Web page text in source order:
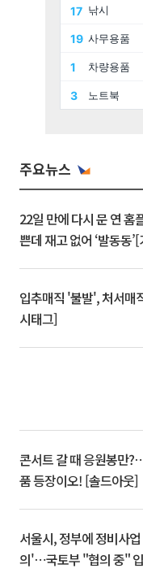
주요뉴스
22일 만에 다시 문 연
쁜데 재고 없어 ‘발동동
입추매직 '불발', 처서매
시태그]
콘서트 갈 때 응원봉만
품 등장이오! [솔드아웃]
서울시, 정부에 정비사
의'⋯국토부 "협의 중"